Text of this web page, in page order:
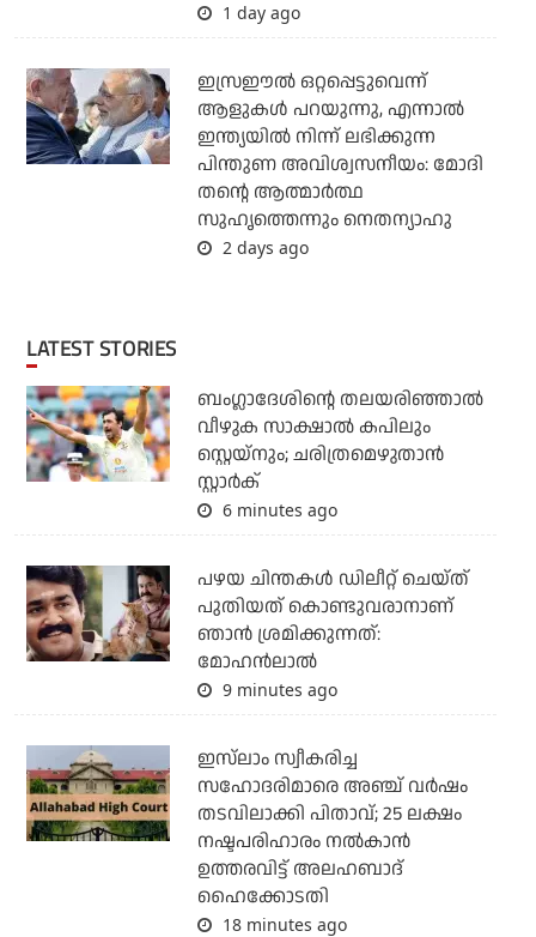
1 day ago
ഇസ്രഈല്‍ ഒറ്റപ്പെട്ടുവെന്ന്
ആളുകള്‍ പറയുന്നു, എന്നാല്‍
ഇന്ത്യയില്‍ നിന്ന് ലഭിക്കുന്ന
പിന്തുണ അവിശ്വസനീയം: മോദി
തന്റെ ആത്മാര്‍ത്ഥ
സുഹൃത്തെന്നും നെതന്യാഹു
2 days ago
LATEST STORIES
ബംഗ്ലാദേശിന്റെ തലയരിഞ്ഞാല്‍
വീഴുക സാക്ഷാല്‍ കപിലും
സ്റ്റെയ്‌നും; ചരിത്രമെഴുതാന്‍
സ്റ്റാര്‍ക്
6 minutes ago
പഴയ ചിന്തകള്‍ ഡിലീറ്റ് ചെയ്ത്
പുതിയത് കൊണ്ടുവരാനാണ്
ഞാന്‍ ശ്രമിക്കുന്നത്:
മോഹന്‍ലാല്‍
9 minutes ago
ഇസ്‌ലാം സ്വീകരിച്ച
സഹോദരിമാരെ അഞ്ച് വര്‍ഷം
തടവിലാക്കി പിതാവ്; 25 ലക്ഷം
നഷ്ടപരിഹാരം നല്‍കാന്‍
ഉത്തരവിട്ട് അലഹബാദ്
ഹൈക്കോടതി
18 minutes ago